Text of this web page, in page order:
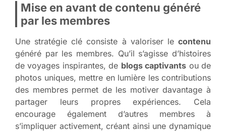
Mise en avant de contenu généré
par les membres
Une stratégie clé consiste à valoriser le contenu
généré par les membres. Qu’il s’agisse d’histoires
de voyages inspirantes, de blogs captivants ou de
photos uniques, mettre en lumière les contributions
des membres permet de les motiver davantage à
partager leurs propres expériences. Cela
encourage également d’autres membres à
s’impliquer activement, créant ainsi une dynamique